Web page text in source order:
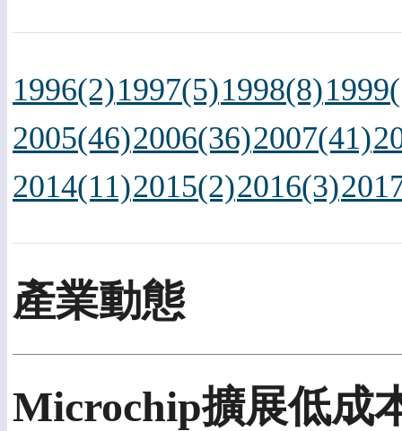
1996(2)1997(5)1998(8)
2005(46)2006(36)2007(41)
2014(11)2015(2)2016(3)
產業動態
Microchip擴展低成